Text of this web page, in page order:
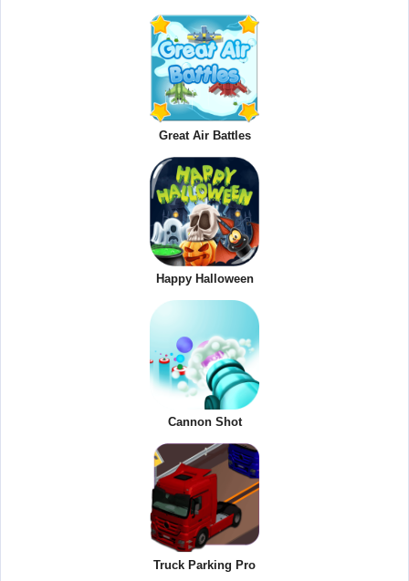
Great Air Battles
Happy Halloween
Cannon Shot
Truck Parking Pro